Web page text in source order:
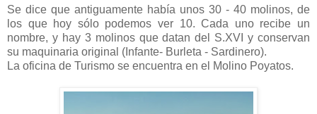
Se dice que antiguamente había unos 30 - 40 molinos, de
los que hoy sólo podemos ver 10. Cada uno recibe un
nombre, y hay 3 molinos que datan del S.XVI y conservan
su maquinaria original (Infante- Burleta - Sardinero).
La oficina de Turismo se encuentra en el Molino Poyatos.